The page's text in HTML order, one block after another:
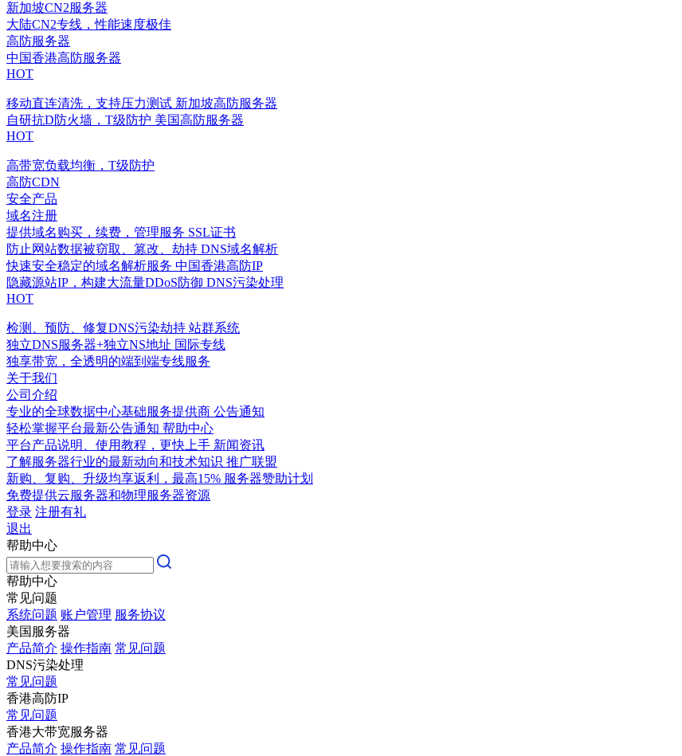
新加坡CN2服务器
大陆CN2专线，性能速度极佳
高防服务器
中国香港高防服务器
HOT
移动直连清洗，支持压力测试 新加坡高防服务器
自研抗D防火墙，T级防护 美国高防服务器
HOT
高带宽负载均衡，T级防护
高防CDN
安全产品
域名注册
提供域名购买，续费，管理服务 SSL证书
防止网站数据被窃取、篡改、劫持 DNS域名解析
快速安全稳定的域名解析服务 中国香港高防IP
隐藏源站IP，构建大流量DDoS防御 DNS污染处理
HOT
检测、预防、修复DNS污染劫持 站群系统
独立DNS服务器+独立NS地址 国际专线
独享带宽，全透明的端到端专线服务
关于我们
公司介绍
专业的全球数据中心基础服务提供商 公告通知
轻松掌握平台最新公告通知 帮助中心
平台产品说明、使用教程，更快上手 新闻资讯
了解服务器行业的最新动向和技术知识 推广联盟
新购、复购、升级均享返利，最高15% 服务器赞助计划
免费提供云服务器和物理服务器资源
登录 注册有礼
退出
帮助中心
帮助中心
常见问题
系统问题 账户管理 服务协议
美国服务器
产品简介 操作指南 常见问题
DNS污染处理
常见问题
香港高防IP
常见问题
香港大带宽服务器
产品简介 操作指南 常见问题